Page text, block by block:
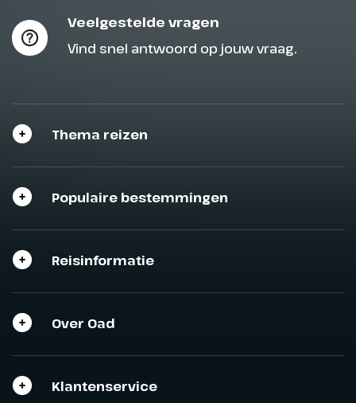
Veelgestelde vragen
Vind snel antwoord op jouw vraag.
Thema reizen
Populaire bestemmingen
Reisinformatie
Over Oad
Klantenservice